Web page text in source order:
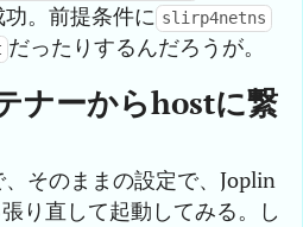
。前提条件に slirp4netns
だったりするんだろうが。
ナーからhostに繋
そのままの設定で、Joplin
り直して起動してみる。し